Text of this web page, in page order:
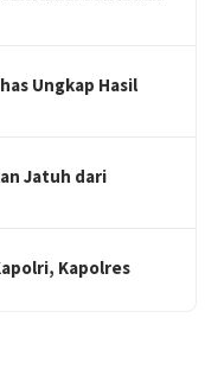
Ungkap Hasil
Jatuh dari
Kapolres